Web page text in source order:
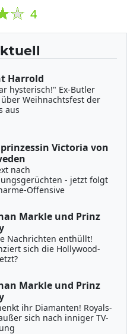
4
Harrold
hysterisch!" Ex-Butler
Weihnachtsfest der
aus
Victoria von
nach
- jetzt folgt
Offensive
Markle und Prinz
Nachrichten enthüllt!
sich die Hollywood-
Markle und Prinz
ihr Diamanten! Royals-
sich nach inniger TV-